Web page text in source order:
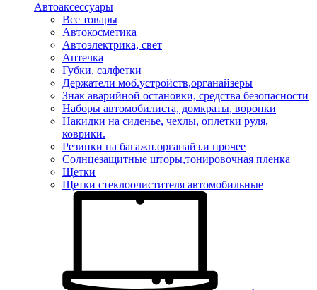
Автоаксессуары
Все товары
Автокосметика
Автоэлектрика, свет
Аптечка
Губки, салфетки
Держатели моб.устройств,органайзеры
Знак аварийной остановки, средства безопасности
Наборы автомобилиста, домкраты, воронки
Накидки на сиденье, чехлы, оплетки руля,
коврики.
Резинки на багажн.органайз.и прочее
Солнцезащитные шторы,тонировочная пленка
Щетки
Щетки стеклоочистителя автомобильные